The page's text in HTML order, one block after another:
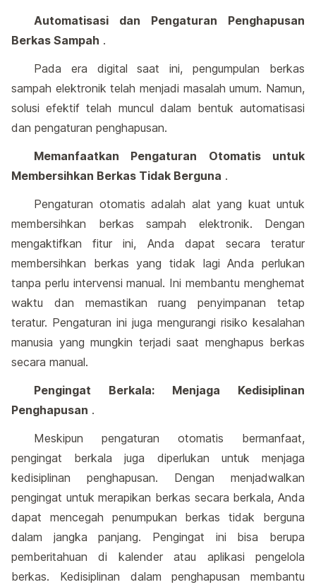
Automatisasi dan Pengaturan Penghapusan
Berkas Sampah .
Pada era digital saat ini, pengumpulan berkas
sampah elektronik telah menjadi masalah umum. Namun,
solusi efektif telah muncul dalam bentuk automatisasi
dan pengaturan penghapusan.
Memanfaatkan Pengaturan Otomatis untuk
Membersihkan Berkas Tidak Berguna .
Pengaturan otomatis adalah alat yang kuat untuk
membersihkan berkas sampah elektronik. Dengan
mengaktifkan fitur ini, Anda dapat secara teratur
membersihkan berkas yang tidak lagi Anda perlukan
tanpa perlu intervensi manual. Ini membantu menghemat
waktu dan memastikan ruang penyimpanan tetap
teratur. Pengaturan ini juga mengurangi risiko kesalahan
manusia yang mungkin terjadi saat menghapus berkas
secara manual.
Pengingat Berkala: Menjaga Kedisiplinan
Penghapusan .
Meskipun pengaturan otomatis bermanfaat,
pengingat berkala juga diperlukan untuk menjaga
kedisiplinan penghapusan. Dengan menjadwalkan
pengingat untuk merapikan berkas secara berkala, Anda
dapat mencegah penumpukan berkas tidak berguna
dalam jangka panjang. Pengingat ini bisa berupa
pemberitahuan di kalender atau aplikasi pengelola
berkas. Kedisiplinan dalam penghapusan membantu